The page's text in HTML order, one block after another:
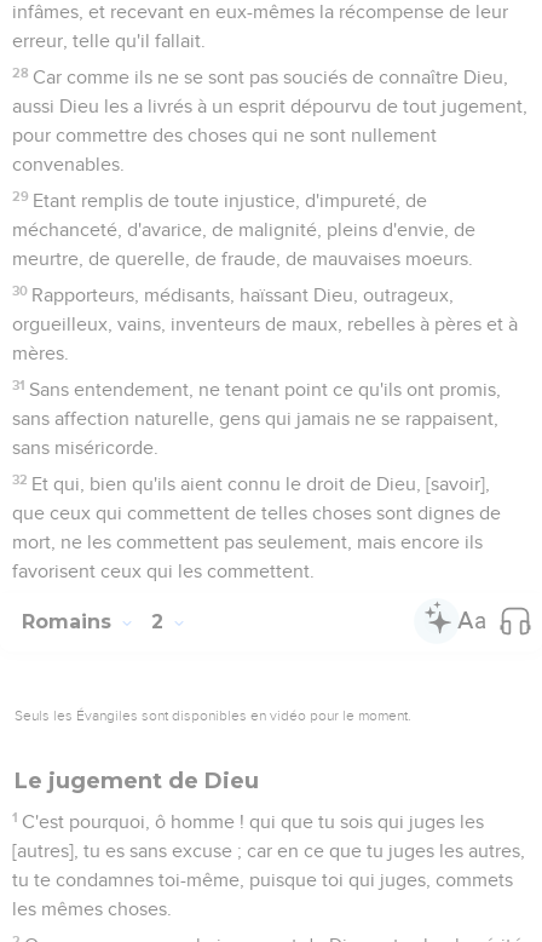
infâmes, et recevant en eux-mêmes la récompense de leur
erreur, telle qu'il fallait.
28 Car comme ils ne se sont pas souciés de connaître Dieu,
aussi Dieu les a livrés à un esprit dépourvu de tout jugement,
pour commettre des choses qui ne sont nullement
convenables.
29 Etant remplis de toute injustice, d'impureté, de
méchanceté, d'avarice, de malignité, pleins d'envie, de
meurtre, de querelle, de fraude, de mauvaises moeurs.
30 Rapporteurs, médisants, haïssant Dieu, outrageux,
orgueilleux, vains, inventeurs de maux, rebelles à pères et à
mères.
31 Sans entendement, ne tenant point ce qu'ils ont promis,
sans affection naturelle, gens qui jamais ne se rappaisent,
sans miséricorde.
32 Et qui, bien qu'ils aient connu le droit de Dieu, [savoir],
que ceux qui commettent de telles choses sont dignes de
mort, ne les commettent pas seulement, mais encore ils
favorisent ceux qui les commettent.
Romains 2
Seuls les Évangiles sont disponibles en vidéo pour le moment.
Le jugement de Dieu
1 C'est pourquoi, ô homme ! qui que tu sois qui juges les
[autres], tu es sans excuse ; car en ce que tu juges les autres,
tu te condamnes toi-même, puisque toi qui juges, commets
les mêmes choses.